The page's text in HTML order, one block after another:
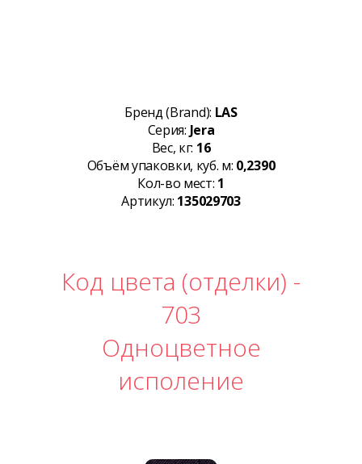
Бренд (Brand): LAS
Серия: Jera
Вес, кг: 16
Объём упаковки, куб. м: 0,2390
Кол-во мест: 1
Артикул: 135029703
Код цвета (отделки) -
703
Одноцветное
исполение